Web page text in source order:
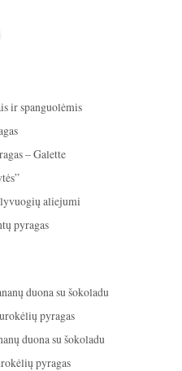
ir spanguolėmis
– Galette
aliejumi
pyragas
duona su šokoladu
pyragas
duona su šokoladu
pyragas